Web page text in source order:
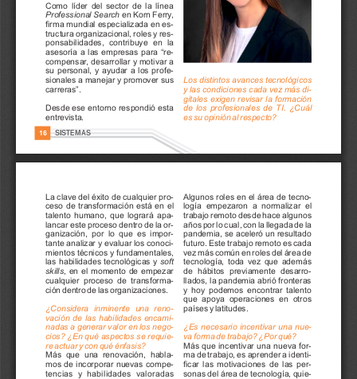
16 SISTEMAS
Como líder del sector de la línea
Professional Search en Korn Ferry,
firma mundial especializada en es-
tructura organizacional, roles y res-
ponsabi idades, contribuye en
a
asesoría a las empresas para “re-
compensar, desarrollar y motivar a
su personal, y ayudar a los profe-
sionales a manejar y promover sus
carreras”.
Desde ese entorno respondió esta
entrevista.
Los distintos avances tecnológicos
y las condiciones cada vez más di-
gitales exigen revisar la formación
de los profesionales de TI. ¿Cuál
es su opinión al respecto?
La clave del éxito de cualquier pro-
ceso de transformación está en el
talento humano, que logrará apa-
lancar este proceso dentro de la or-
ganización, por lo que es impor-
tante analizar y evaluar los conoci-
mientos técnicos y fundamentales,
las habilidades tecnológicas y soft
skills, en el momento de empezar
cualquier proceso de transforma-
ción dentro de las organizaciones.
¿Considera inminente una reno-
vación de las habilidades encami-
nadas a generar valor en los nego-
cios? ¿En qué aspectos se requie-
re actuar y con qué énfasis?
Más que una renovación,
habla-
mos de incorporar nuevas compe-
tencias y habilidades valoradas
Algunos roles en el área de tecno-
logía empezaron a normalizar el
trabajo remoto desde hace algunos
años por lo cual, con la llegada de la
pandemia, se aceleró un resultado
futuro. Este trabajo remoto es cada
vez más común en roles del área de
tecnología, toda vez que además
de
hábitos previamente desarro-
llados, la pandemia abrió fronteras
y hoy podemos encontrar talento
que apoya operaciones en
otros
países y latitudes.
¿Es necesario incentivar una nue-
va forma de trabajo? ¿Por qué?
Más que incentivar una nueva for-
ma de trabajo, es aprender a identi-
ficar
las motivaciones de las per-
sonas del área de tecnología, quie-